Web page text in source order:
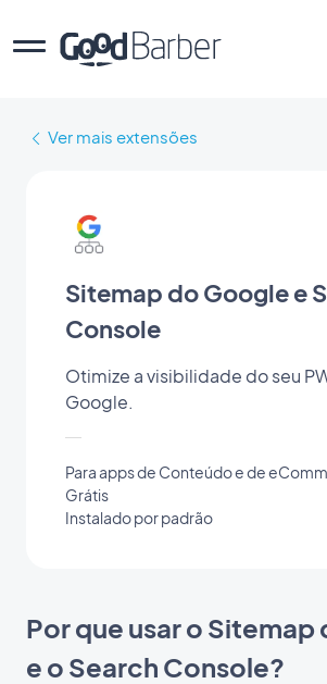
Ver mais extensões
Sitemap do Google e
Console
Otimize a visibilidade do seu
Google.
Para apps de Conteúdo e de
Grátis
Instalado por padrão
Por que usar o Sitemap
e o Search Console?